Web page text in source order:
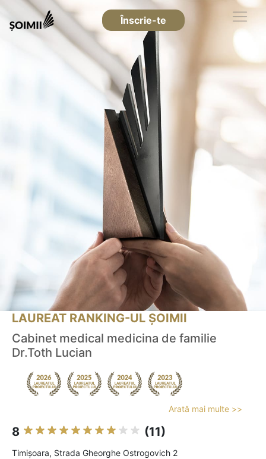
Înscrie-te
LAUREAT RANKING-UL ȘOIMII
Cabinet medical medicina de familie
Dr.Toth Lucian
Arată mai multe >>
8 (11)
Timişoara, Strada Gheorghe Ostrogovich 2